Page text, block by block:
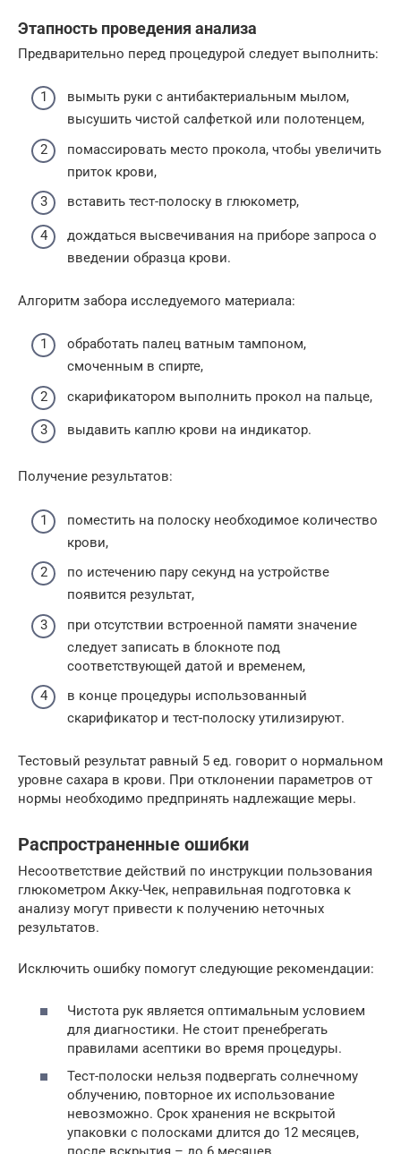
Этапность проведения анализа
Предварительно перед процедурой следует выполнить:
вымыть руки с антибактериальным мылом,
высушить чистой салфеткой или полотенцем,
помассировать место прокола, чтобы увеличить
приток крови,
вставить тест-полоску в глюкометр,
дождаться высвечивания на приборе запроса о
введении образца крови.
Алгоритм забора исследуемого материала:
обработать палец ватным тампоном,
смоченным в спирте,
скарификатором выполнить прокол на пальце,
выдавить каплю крови на индикатор.
Получение результатов:
поместить на полоску необходимое количество
крови,
по истечению пару секунд на устройстве
появится результат,
при отсутствии встроенной памяти значение
следует записать в блокноте под
соответствующей датой и временем,
в конце процедуры использованный
скарификатор и тест-полоску утилизируют.
Тестовый результат равный 5 ед. говорит о нормальном
уровне сахара в крови. При отклонении параметров от
нормы необходимо предпринять надлежащие меры.
Распространенные ошибки
Несоответствие действий по инструкции пользования
глюкометром Акку-Чек, неправильная подготовка к
анализу могут привести к получению неточных
результатов.
Исключить ошибку помогут следующие рекомендации:
Чистота рук является оптимальным условием
для диагностики. Не стоит пренебрегать
правилами асептики во время процедуры.
Тест-полоски нельзя подвергать солнечному
облучению, повторное их использование
невозможно. Срок хранения не вскрытой
упаковки с полосками длится до 12 месяцев,